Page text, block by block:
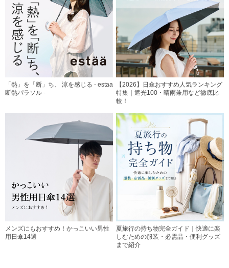
「熱」を「断」ち、 涼を感じる - estaa
断熱パラソル -
【2026】日傘おすすめ人気ランキング
特集｜遮光100・晴雨兼用など徹底比
較！
メンズにもおすすめ！かっこいい男性
用日傘14選
夏旅行の持ち物完全ガイド｜快適に楽
しむための服装・必需品・便利グッズ
まで紹介